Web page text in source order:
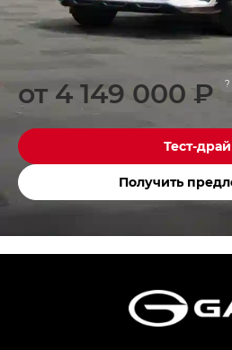
от 4 149 000 ₽ ?
Тест-
Получить